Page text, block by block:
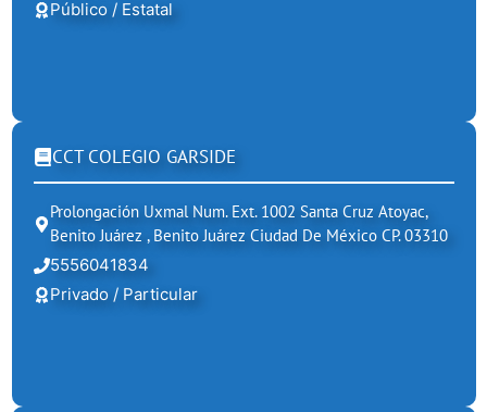
Público / Estatal
CCT COLEGIO GARSIDE
Prolongación Uxmal Num. Ext. 1002 Santa Cruz Atoyac,
Benito Juárez , Benito Juárez Ciudad De México CP. 03310
5556041834
Privado / Particular